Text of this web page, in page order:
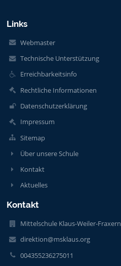
Links
Webmaster
Technische Unterstützung
Erreichbarkeitsinfo
Rechtliche Informationen
Datenschutzerklärung
Impressum
Sitemap
Über unsere Schule
Kontakt
Aktuelles
Kontakt
Mittelschule Klaus-Weiler-Fraxern
direktion@msklaus.org
004355236275011